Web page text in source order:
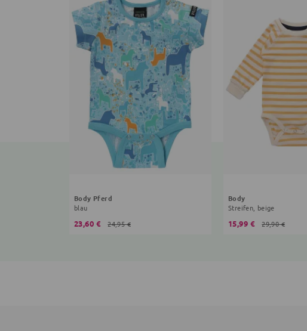
Body Pferd
blau
23,60 € 24,95 €
Body
Streifen, beige
15,99 € 29,90 €